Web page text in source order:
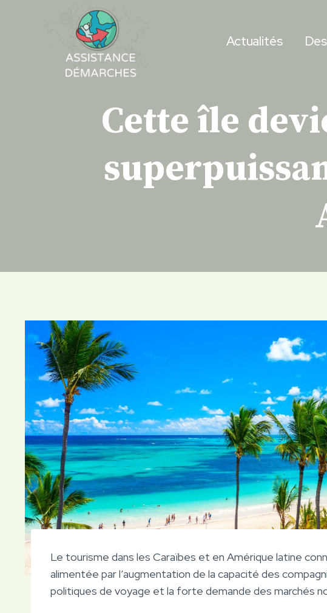
Actualités
Cette île
Le tourisme dans les Caraïbes et en Amérique latine
alimentée par l’augmentation de la capacité des
politiques de voyage et la forte demande des marchés